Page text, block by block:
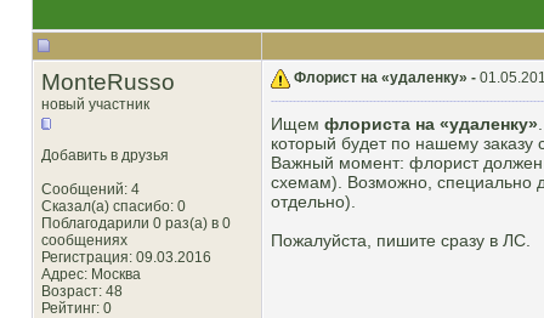
MonteRusso
новый участник
Добавить в друзья
Сообщений: 4
Сказал(а) спасибо: 0
Поблагодарили 0 раз(а) в 0
сообщениях
Регистрация: 09.03.2016
Адрес: Москва
Возраст: 48
Рейтинг: 0
Флорист на «удаленку» -
Ищем флориста на «удаленку»
который будет по нашему заказу
Важный момент: флорист
схемам). Возможно, специально
отдельно).
Пожалуйста, пишите сразу в ЛС.